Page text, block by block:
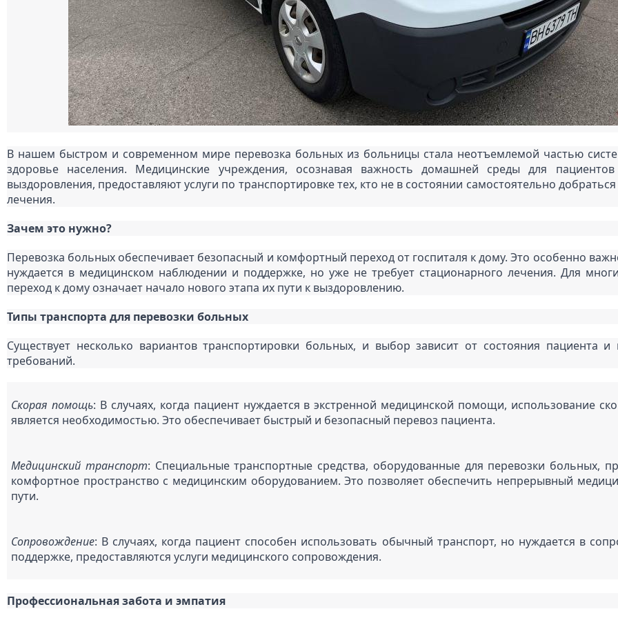
В нашем быстром и современном мире перевозка больных из больницы стала неотъемлемой частью
здоровье населения. Медицинские учреждения, осознавая важность домашней среды для
выздоровления, предоставляют услуги по транспортировке тех, кто не в состоянии самостоятельно
лечения.
Зачем это нужно?
Перевозка больных обеспечивает безопасный и комфортный переход от госпиталя к дому. Это особенно
нуждается в медицинском наблюдении и поддержке, но уже не требует стационарного лечения. Для
переход к дому означает начало нового этапа их пути к выздоровлению.
Типы транспорта для перевозки больных
Существует несколько вариантов транспортировки больных, и выбор зависит от состояния пациента и
требований.
Скорая помощь: В случаях, когда пациент нуждается в экстренной медицинской помощи, использование
является необходимостью. Это обеспечивает быстрый и безопасный перевоз пациента.
Медицинский транспорт: Специальные транспортные средства, оборудованные для перевозки больных,
комфортное пространство с медицинским оборудованием. Это позволяет обеспечить непрерывный
пути.
Сопровождение: В случаях, когда пациент способен использовать обычный транспорт, но нуждается в
поддержке, предоставляются услуги медицинского сопровождения.
Профессиональная забота и эмпатия